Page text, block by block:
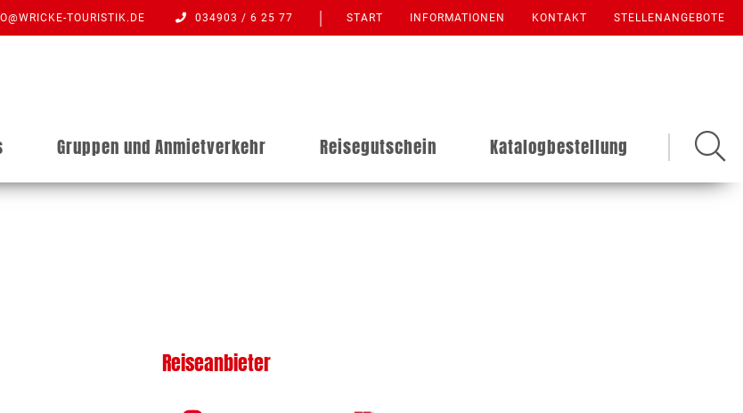
TOURISTIK.DE 034903 / 6 25 77 START INFORMATIONEN KONTAKT STELLENANGEBOTE
Gruppen und Anmietverkehr Reisegutschein Katalogbestellung
Reiseanbieter